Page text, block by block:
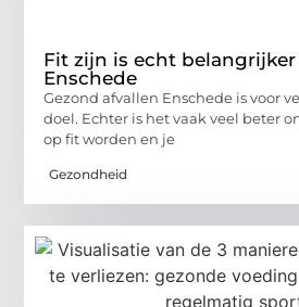
Fit zijn is echt
Enschede
Gezond afvallen Enschede is voor
doel. Echter is het vaak veel beter
op fit worden en je
Gezondheid